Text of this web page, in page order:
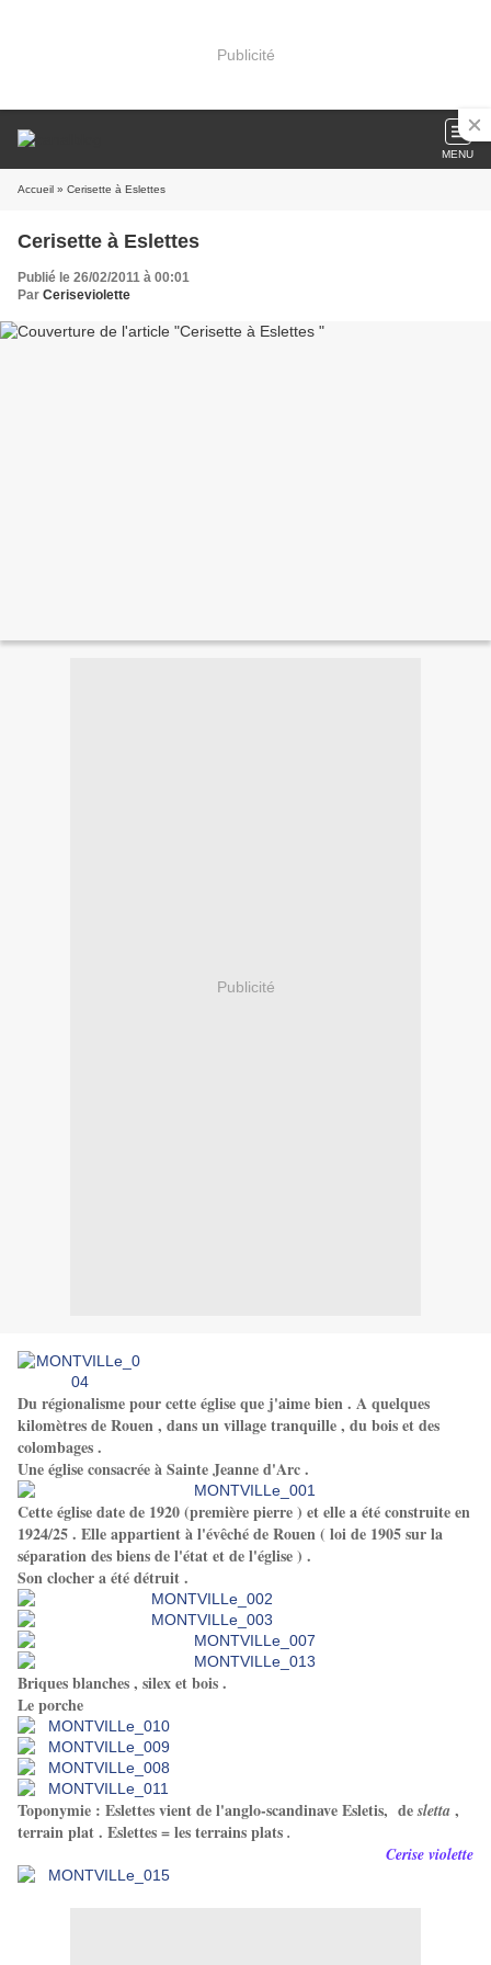
Publicité
MENU
Accueil » Cerisette à Eslettes
Cerisette à Eslettes
Publié le 26/02/2011 à 00:01
Par Ceriseviolette
Publicité
Du régionalisme pour cette église que j'aime bien . A quelques
kilomètres de Rouen , dans un village tranquille , du bois et des
colombages .
Une église consacrée à Sainte Jeanne d'Arc .
Cette église date de 1920 (première pierre ) et elle a été construite en
1924/25 . Elle appartient à l'évêché de Rouen ( loi de 1905 sur la
séparation des biens de l'état et de l'église ) .
Son clocher a été détruit .
Briques blanches , silex et bois .
Le porche
Toponymie : Eslettes vient de l'anglo-scandinave Esletis, desletta ,
terrain plat . Eslettes = les terrains plats .
Cerise violette